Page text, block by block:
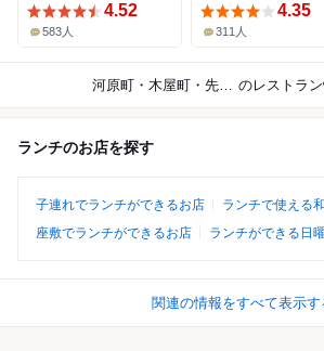
4.52
583人
4.35
311人
河原町・木屋町・先斗町 のレストラ
ランチのお店を探す
子連れでランチができるお店
ランチで使える
座敷でランチができるお店
ランチができる日
関連の情報をすべて表示す